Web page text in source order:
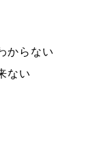
からない
ない